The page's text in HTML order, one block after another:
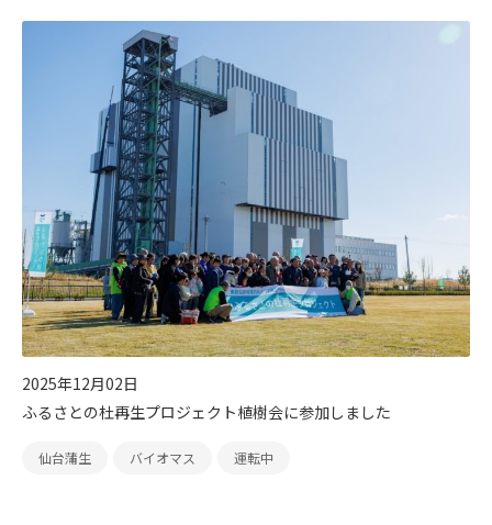
2025年12月02日
ふるさとの杜再生プロジェクト植樹会に参加しました
仙台蒲生 バイオマス 運転中